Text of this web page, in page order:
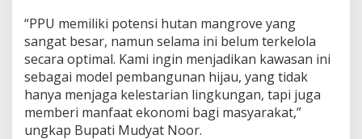
“PPU memiliki potensi hutan mangrove yang
sangat besar, namun selama ini belum terkelola
secara optimal. Kami ingin menjadikan kawasan ini
sebagai model pembangunan hijau, yang tidak
hanya menjaga kelestarian lingkungan, tapi juga
memberi manfaat ekonomi bagi masyarakat,”
ungkap Bupati Mudyat Noor.